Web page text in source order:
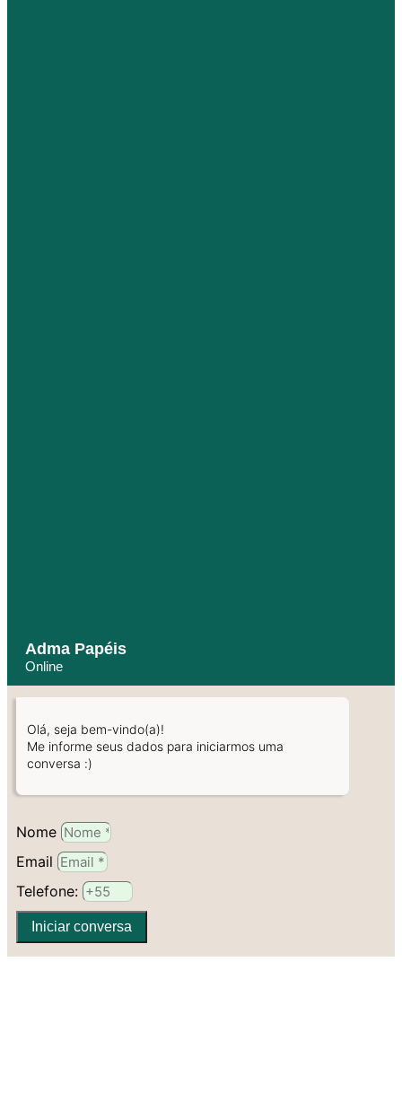
Adma Papéis
Online
Olá, seja bem-vindo(a)!
Me informe seus dados para iniciarmos uma
conversa :)
Nome
Email
Telefone:
Iniciar conversa